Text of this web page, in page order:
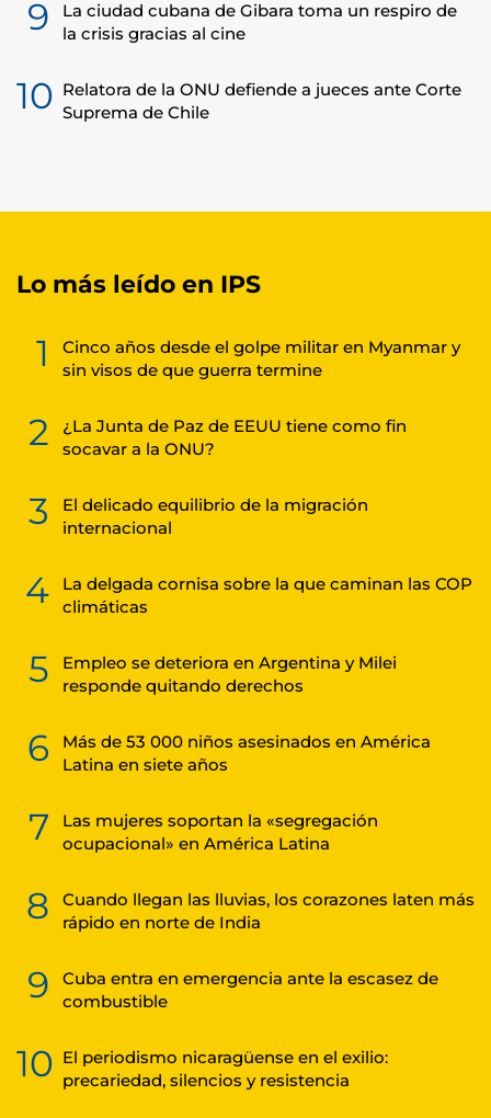
9
La ciudad cubana de Gibara toma un respiro de
la crisis gracias al cine
10 Relatora de la ONU defiende a jueces ante Corte
Suprema de Chile
Lo más leído en IPS
1
Cinco años desde el golpe militar en Myanmar y
sin visos de que guerra termine
2
¿La Junta de Paz de EEUU tiene como fin
socavar a la ONU?
3
El delicado equilibrio de la migración
internacional
4
La delgada cornisa sobre la que caminan las COP
climáticas
5
Empleo se deteriora en Argentina y Milei
responde quitando derechos
6
Más de 53 000 niños asesinados en América
Latina en siete años
7
Las mujeres soportan la «segregación
ocupacional» en América Latina
8
Cuando llegan las lluvias, los corazones laten más
rápido en norte de India
9
Cuba entra en emergencia ante la escasez de
combustible
10 El periodismo nicaragüense en el exilio:
precariedad, silencios y resistencia